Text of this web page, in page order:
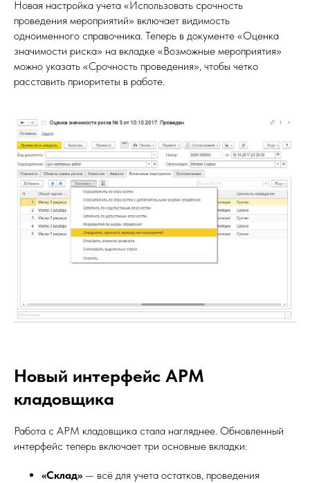
Новая настройка учета «Использовать срочность
проведения мероприятий» включает видимость
одноименного справочника. Теперь в документе «Оценка
значимости риска» на вкладке «Возможные мероприятия»
можно указать «Срочность проведения», чтобы четко
расставить приоритеты в работе.
Новый интерфейс АРМ
кладовщика
Работа с АРМ кладовщика стала нагляднее. Обновленный
интерфейс теперь включает три основные вкладки:
«Склад» — всё для учета остатков, проведения